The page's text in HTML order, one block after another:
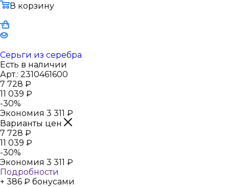
В корзину
Серьги из серебра
Есть в наличии
Арт.: 2310461600
7 728 ₽
11 039 ₽
-30%
Экономия 3 311 ₽
Варианты цен
7 728 ₽
11 039 ₽
-30%
Экономия 3 311 ₽
Подробности
+ 386 ₽ бонусами